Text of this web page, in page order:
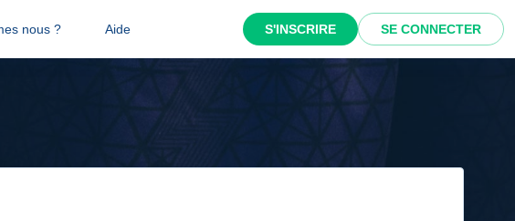
nous ? Aide S'INSCRIRE SE CONNECTER